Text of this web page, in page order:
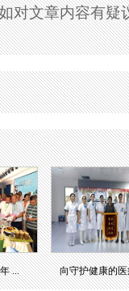
对文章内容有疑
... 向守护健康的医